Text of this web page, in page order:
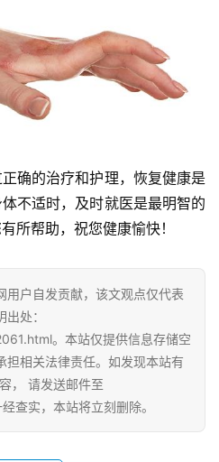
确的治疗和护理，恢复健康是
不适时，及时就医是最明智的
所帮助，祝您健康愉快！
用户自发贡献，该文观点仅代表
处：
。本站仅提供信息存储空
担相关法律责任。如发现本站有
， 请发送邮件至
查实，本站将立刻删除。